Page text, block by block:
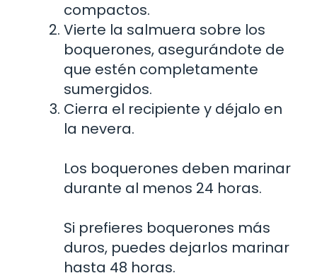
compactos.
Vierte la salmuera sobre los
boquerones, asegurándote de
que estén completamente
sumergidos.
Cierra el recipiente y déjalo en
la nevera.
Los boquerones deben marinar
durante al menos 24 horas.
Si prefieres boquerones más
duros, puedes dejarlos marinar
hasta 48 horas.